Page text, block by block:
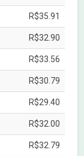
R$35.91
R$32.90
R$33.56
R$30.79
R$29.40
R$32.00
R$32.79